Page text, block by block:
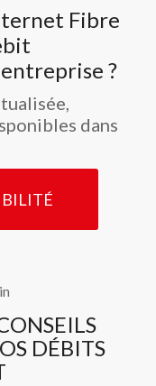
Fibre
?
dans
DÉBITS